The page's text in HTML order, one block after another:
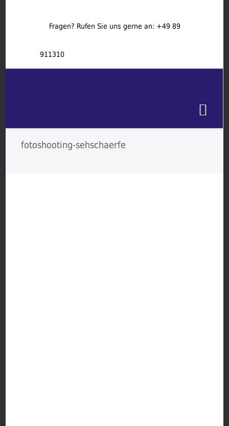
Fragen? Rufen Sie uns gerne an: +49 89
911310
fotoshooting-sehschaerfe